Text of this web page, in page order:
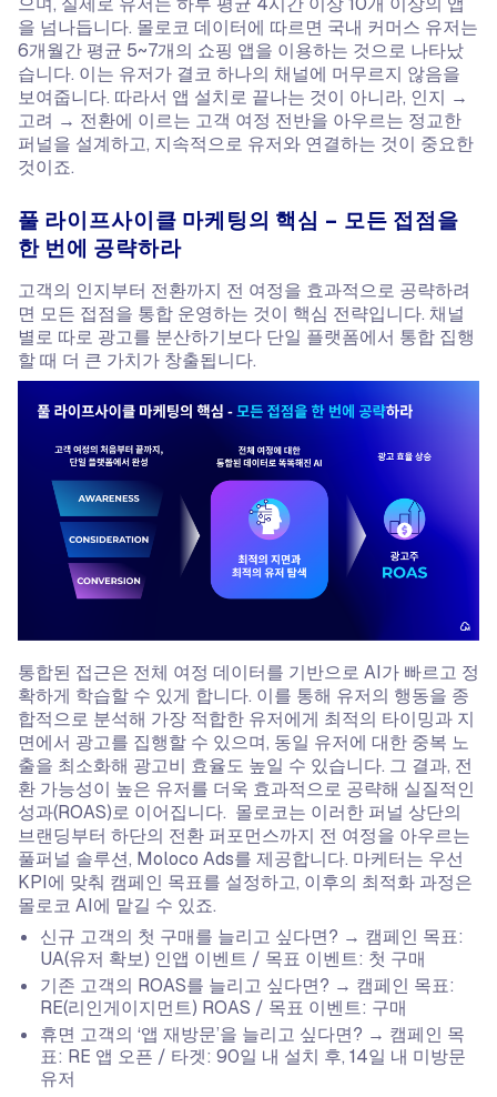
을 넘나듭니다. 몰로코 데이터에 따르면 국내 커머스 유저는
6개월간 평균 5~7개의 쇼핑 앱을 이용하는 것으로 나타났
습니다. 이는 유저가 결코 하나의 채널에 머무르지 않음을
보여줍니다. 따라서 앱 설치로 끝나는 것이 아니라, 인지 →
고려 → 전환에 이르는 고객 여정 전반을 아우르는 정교한
퍼널을 설계하고, 지속적으로 유저와 연결하는 것이 중요한
것이죠.
풀 라이프사이클 마케팅의 핵심 – 모든 접점을
한 번에 공략하라
고객의 인지부터 전환까지 전 여정을 효과적으로 공략하려
면 모든 접점을 통합 운영하는 것이 핵심 전략입니다. 채널
별로 따로 광고를 분산하기보다 단일 플랫폼에서 통합 집행
할 때 더 큰 가치가 창출됩니다.
통합된 접근은 전체 여정 데이터를 기반으로 AI가 빠르고 정
확하게 학습할 수 있게 합니다. 이를 통해 유저의 행동을 종
합적으로 분석해 가장 적합한 유저에게 최적의 타이밍과 지
면에서 광고를 집행할 수 있으며, 동일 유저에 대한 중복 노
출을 최소화해 광고비 효율도 높일 수 있습니다. 그 결과, 전
환 가능성이 높은 유저를 더욱 효과적으로 공략해 실질적인
성과(ROAS)로 이어집니다. 몰로코는 이러한 퍼널 상단의
브랜딩부터 하단의 전환 퍼포먼스까지 전 여정을 아우르는
풀퍼널 솔루션, Moloco Ads를 제공합니다. 마케터는 우선
KPI에 맞춰 캠페인 목표를 설정하고, 이후의 최적화 과정은
몰로코 AI에 맡길 수 있죠.
신규 고객의 첫 구매를 늘리고 싶다면? → 캠페인 목표:
UA(유저 확보) 인앱 이벤트 / 목표 이벤트: 첫 구매
기존 고객의 ROAS를 늘리고 싶다면? → 캠페인 목표:
RE(리인게이지먼트) ROAS / 목표 이벤트: 구매
휴면 고객의 ‘앱 재방문’을 늘리고 싶다면? → 캠페인 목
표: RE 앱 오픈 / 타겟: 90일 내 설치 후, 14일 내 미방문
유저